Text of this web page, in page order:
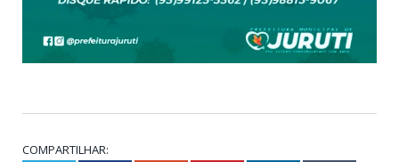
COMPARTILHAR: